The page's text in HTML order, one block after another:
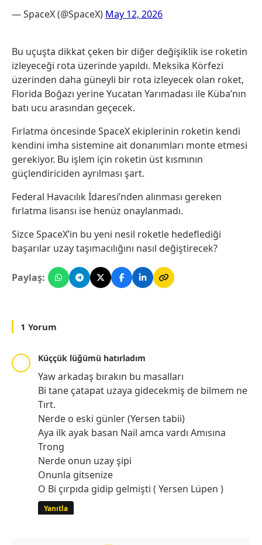
— SpaceX (@SpaceX) May 12, 2026
Bu uçuşta dikkat çeken bir diğer değişiklik ise roketin
izleyeceği rota üzerinde yapıldı. Meksika Körfezi
üzerinden daha güneyli bir rota izleyecek olan roket,
Florida Boğazı yerine Yucatan Yarımadası ile Küba’nın
batı ucu arasından geçecek.
Fırlatma öncesinde SpaceX ekiplerinin roketin kendi
kendini imha sistemine ait donanımları monte etmesi
gerekiyor. Bu işlem için roketin üst kısmının
güçlendiriciden ayrılması şart.
Federal Havacılık İdaresi’nden alınması gereken
fırlatma lisansı ise henüz onaylanmadı.
Sizce SpaceX’in bu yeni nesil roketle hedeflediği
başarılar uzay taşımacılığını nasıl değiştirecek?
Paylaş:
1 Yorum
Küççük lüğümü hatırladım
Yaw arkadaş bırakın bu masalları
Bi tane çatapat uzaya gidecekmiş de bilmem ne
Tırt.
Nerde o eski günler (Yersen tabii)
Aya ilk ayak basan Nail amca vardı Amısına
Trong
Nerde onun uzay şipi
Onunla gitsenize
O Bi çırpıda gidip gelmişti ( Yersen Lüpen )
Yanıtla